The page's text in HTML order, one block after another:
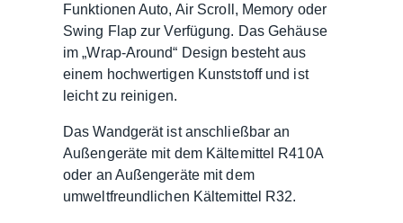
Funktionen Auto, Air Scroll, Memory oder
Swing Flap zur Verfügung. Das Gehäuse
im „Wrap-Around“ Design besteht aus
einem hochwertigen Kunststoff und ist
leicht zu reinigen.
Das Wandgerät ist anschließbar an
Außengeräte mit dem Kältemittel R410A
oder an Außengeräte mit dem
umweltfreundlichen Kältemittel R32.